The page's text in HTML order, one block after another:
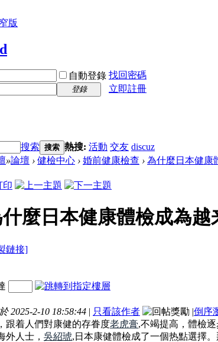
版
自動登錄 找回密碼
登錄
立即註冊
搜索 搜索 熱搜: 活動 交友 discuz
»論壇 › 健檢中心 › 婚前健康檢查 › 為什麼日本健康
麼日本健康體檢成為越
鏈接]
2025-2-10 18:58:44 | 只看該作者 |倒序
跟着人們對康健的存眷度老虎膏,不竭提高，體檢
外人士， 吳紹琥,日本康健體檢成了一個热點選擇